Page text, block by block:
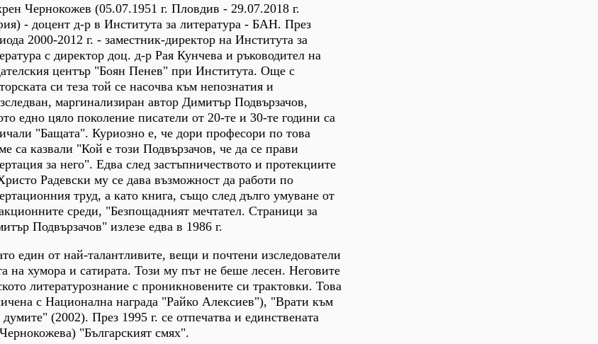
Чернокожев (05.07.1951 г. Пловдив - 29.07.2018 г.
- доцент д-р в Института за литература - БАН. През
2000-2012 г. - заместник-директор на Института за
с директор доц. д-р Рая Кунчева и ръководител на
център "Боян Пенев" при Института. Още с
си теза той се насочва към непознатия и
маргинализиран автор Димитър Подвързачов,
едно цяло поколение писатели от 20-те и 30-те години са
"Бащата". Куриозно е, че дори професори по това
са казвали "Кой е този Подвързачов, че да се прави
за него". Едва след застъпничеството и протекциите
Радевски му се дава възможност да работи по
труд, а като книга, също след дълго умуване от
среди, "Безпощадният мечтател. Страници за
Подвързачов" излезе едва в 1986 г.
един от най-талантливите, вещи и почтени изследователи
на хумора и сатирата. Този му път не беше лесен. Неговите
литературознание с проникновените си трактовки. Това
с Национална награда "Райко Алексиев"), "Врати към
(2002). През 1995 г. се отпечатва и единствената
"Българският смях".